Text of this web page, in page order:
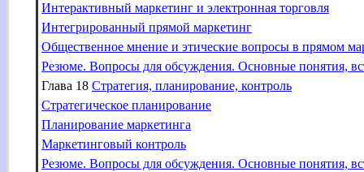
Интерактивный маркетинг и электронная торговля
Интегрированный прямой маркетинг
Общественное мнение и этические вопросы в прямом
Резюме. Вопросы для обсуждения. Основные понятия,
Глава 18 Стратегия, планирование, контроль
Стратегическое планирование
Планирование маркетинга
Маркетинговый контроль
Резюме. Вопросы для обсуждения. Основные понятия,